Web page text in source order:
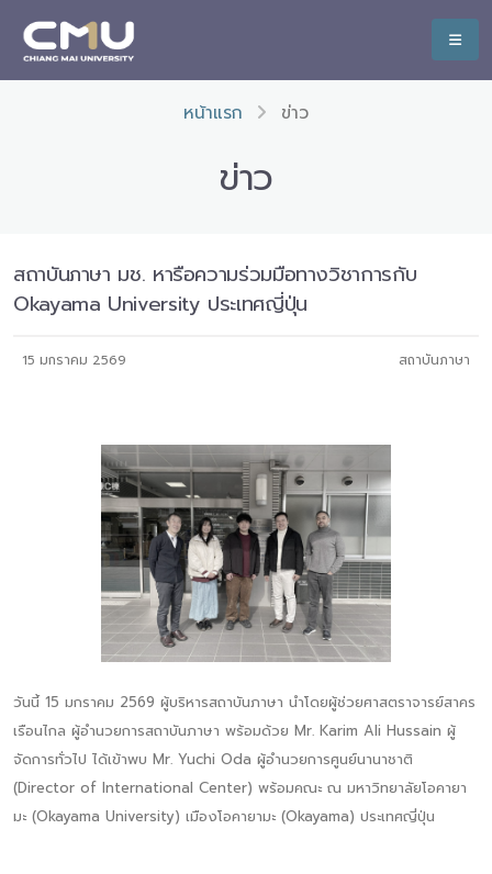
หน้าแรก ข่าว
ข่าว
สถาบันภาษา มช. หารือความร่วมมือทางวิชาการกับ
Okayama University ประเทศญี่ปุ่น
15 มกราคม 2569 สถาบันภาษา
วันนี้ 15 มกราคม 2569 ผู้บริหารสถาบันภาษา นำโดยผู้ช่วยศาสตราจารย์สาคร
เรือนไกล ผู้อำนวยการสถาบันภาษา พร้อมด้วย Mr. Karim Ali Hussain ผู้
จัดการทั่วไป ได้เข้าพบ Mr. Yuchi Oda ผู้อำนวยการศูนย์นานาชาติ
(Director of International Center) พร้อมคณะ ณ มหาวิทยาลัยโอคายา
มะ (Okayama University) เมืองโอคายามะ (Okayama) ประเทศญี่ปุ่น